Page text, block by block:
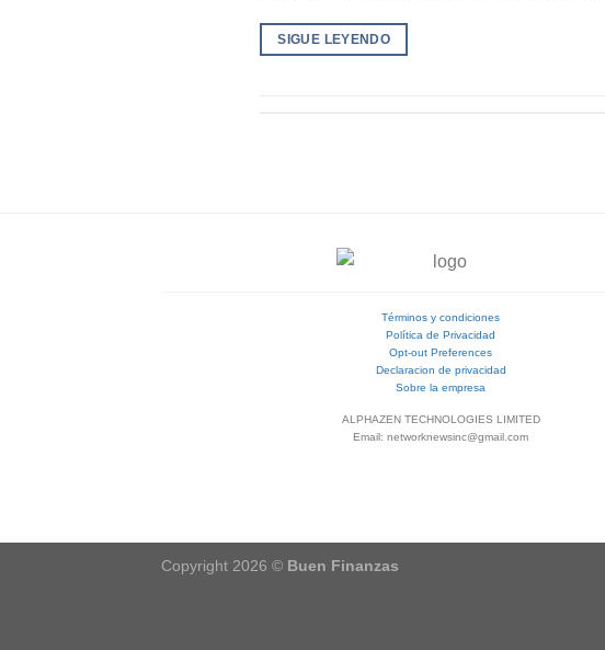
SIGUE LEYENDO
Términos y condiciones
Política de Privacidad
Opt-out Preferences
Declaracion de privacidad
Sobre la empresa
ALPHAZEN TECHNOLOGIES LIMITED
Email: networknewsinc@gmail.com
Copyright 2026 © Buen Finanzas